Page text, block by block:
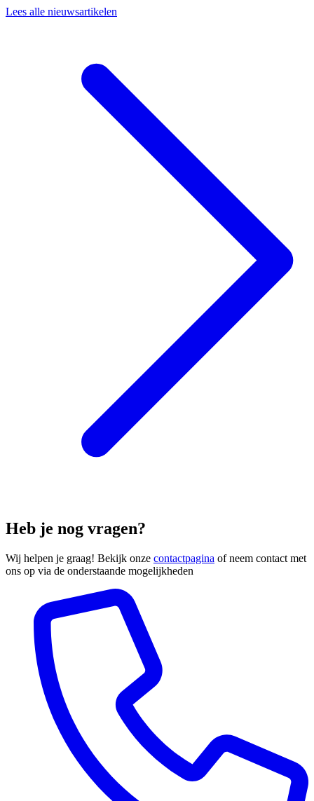
Lees alle nieuwsartikelen
Heb je nog vragen?
Wij helpen je graag! Bekijk onze contactpagina of neem contact met
ons op via de onderstaande mogelijkheden